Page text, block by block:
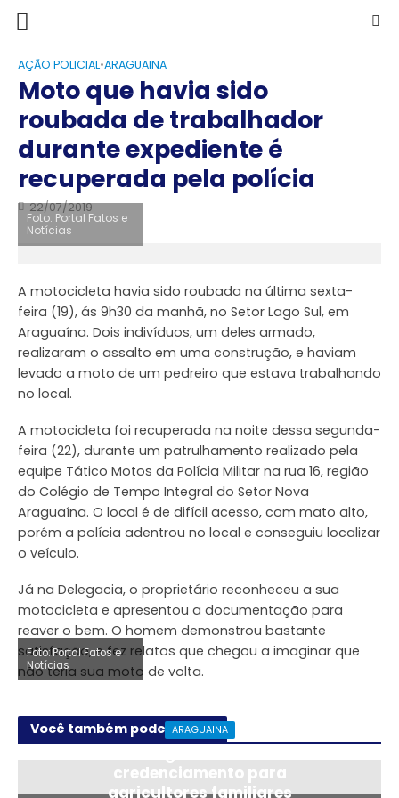
AÇÃO POLICIAL•ARAGUAINA
Moto que havia sido
roubada de trabalhador
durante expediente é
recuperada pela polícia
22/07/2019
Foto: Portal Fatos e
Notícias
A motocicleta havia sido roubada na última sexta-
feira (19), ás 9h30 da manhã, no Setor Lago Sul, em
Araguaína. Dois indivíduos, um deles armado,
realizaram o assalto em uma construção, e haviam
levado a moto de um pedreiro que estava trabalhando
no local.
A motocicleta foi recuperada na noite dessa segunda-
feira (22), durante um patrulhamento realizado pela
equipe Tático Motos da Polícia Militar na rua 16, região
do Colégio de Tempo Integral do Setor Nova
Araguaína. O local é de difícil acesso, com mato alto,
porém a polícia adentrou no local e conseguiu localizar
o veículo.
Já na Delegacia, o proprietário reconheceu a sua
motocicleta e apresentou a documentação para
reaver o bem. O homem demonstrou bastante
satisfação, e fez relatos que chegou a imaginar que
não teria sua moto de volta.
Foto: Portal Fatos e
Notícias
Foto: Portal Fatos e
Notícias
Você também pode gostar
ARAGUAINA
credenciamento para
agricultores familiares